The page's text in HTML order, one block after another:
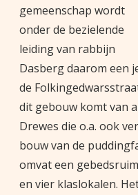
gemeenschap wordt
onder de bezielende
leiding van rabbijn
Dasberg daarom een
de
dit gebouw komt van
Drewes die o.a. ook
bouw van de
omvat een
en vier klaslokalen.